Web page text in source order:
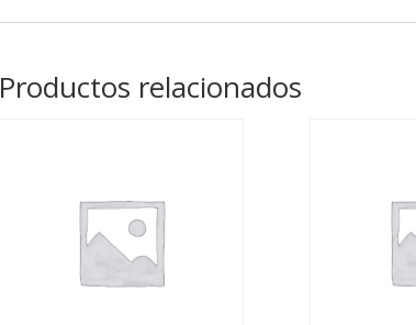
Productos relacionados